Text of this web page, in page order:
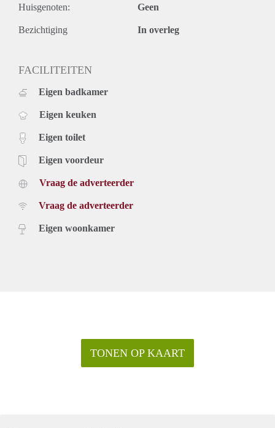
Huisgenoten: Geen
Bezichtiging In overleg
FACILITEITEN
Eigen badkamer
Eigen keuken
Eigen toilet
Eigen voordeur
Vraag de adverteerder
Vraag de adverteerder
Eigen woonkamer
TONEN OP KAART